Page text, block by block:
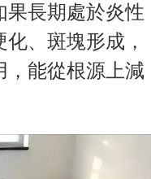
果長期處於炎性
、斑塊形成，
，能從根源上減